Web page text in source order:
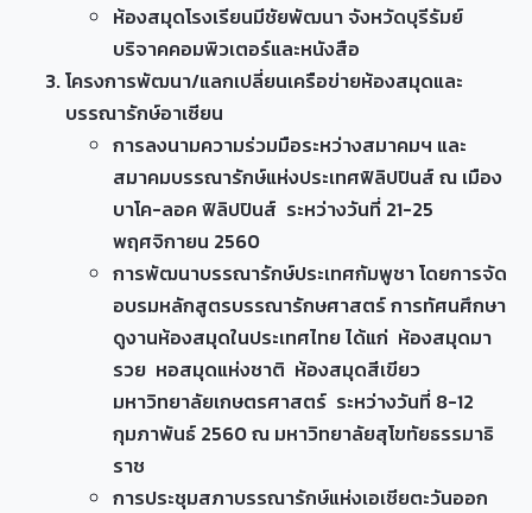
ห้องสมุดโรงเรียนมีชัยพัฒนา จังหวัดบุรีรัมย์
บริจาคคอมพิวเตอร์และหนังสือ
โครงการพัฒนา/แลกเปลี่ยนเครือข่ายห้องสมุดและ
บรรณารักษ์อาเซียน
การลงนามความร่วมมือระหว่างสมาคมฯ และ
สมาคมบรรณารักษ์แห่งประเทศฟิลิปปินส์ ณ เมือง
บาโค-ลอค ฟิลิปปินส์ ระหว่างวันที่ 21-25
พฤศจิกายน 2560
การพัฒนาบรรณารักษ์ประเทศกัมพูชา โดยการจัด
อบรมหลักสูตรบรรณารักษศาสตร์ การทัศนศึกษา
ดูงานห้องสมุดในประเทศไทย ได้แก่ ห้องสมุดมา
รวย หอสมุดแห่งชาติ ห้องสมุดสีเขียว
มหาวิทยาลัยเกษตรศาสตร์ ระหว่างวันที่ 8-12
กุมภาพันธ์ 2560 ณ มหาวิทยาลัยสุโขทัยธรรมาธิ
ราช
การประชุมสภาบรรณารักษ์แห่งเอเชียตะวันออก